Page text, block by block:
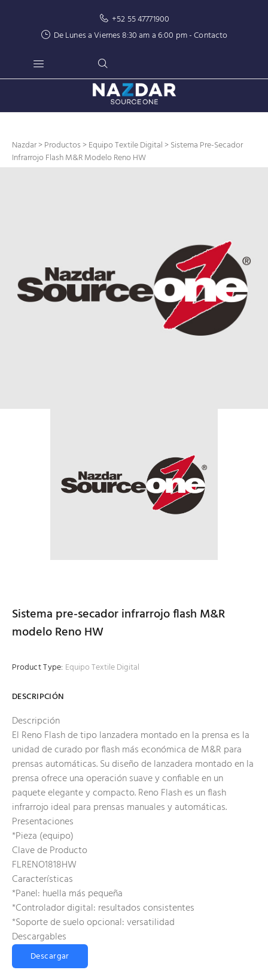
+52 55 47771900
De Lunes a Viernes 8:30 am a 6:00 pm -Contacto
Nazdar>Productos>Equipo Textile Digital> Sistema Pre-Secador
Infrarrojo Flash M&R Modelo Reno HW
Sistema pre-secador infrarrojo flash M&R
modelo Reno HW
Product Type: Equipo Textile Digital
DESCRIPCIÓN
Descripción
El Reno Flash de tipo lanzadera montado en la prensa es la
unidad de curado por flash más económica de M&R para
prensas automáticas. Su diseño de lanzadera montado en la
prensa ofrece una operación suave y confiable en un
paquete elegante y compacto. Reno Flash es un flash
infrarrojo ideal para prensas manuales y automáticas.
Presentaciones
*Pieza (equipo)
Clave de Producto
FLRENO1818HW
Características
*Panel: huella más pequeña
*Controlador digital: resultados consistentes
*Soporte de suelo opcional: versatilidad
Descargables
Descargar